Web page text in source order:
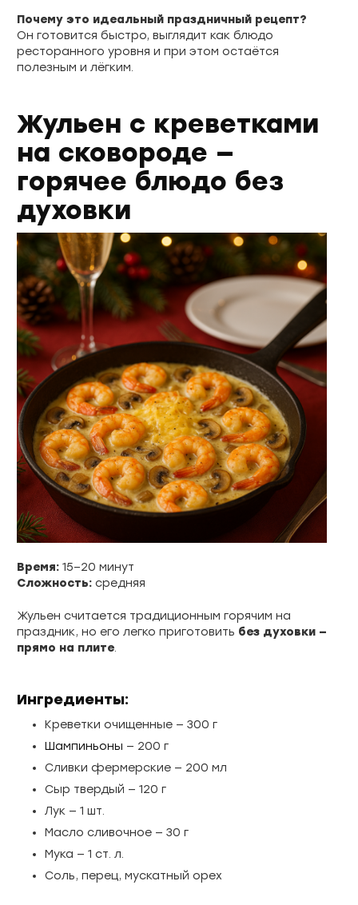
Почему это идеальный праздничный рецепт?
Он готовится быстро, выглядит как блюдо
ресторанного уровня и при этом остаётся
полезным и лёгким.
Жульен с креветками
на сковороде —
горячее блюдо без
духовки
Время: 15–20 минут
Сложность: средняя
Жульен считается традиционным горячим на
праздник, но его легко приготовить без духовки —
прямо на плите.
Ингредиенты:
Креветки очищенные — 300 г
Шампиньоны — 200 г
Сливки фермерские — 200 мл
Сыр твердый — 120 г
Лук — 1 шт.
Масло сливочное — 30 г
Мука — 1 ст. л.
Соль, перец, мускатный орех